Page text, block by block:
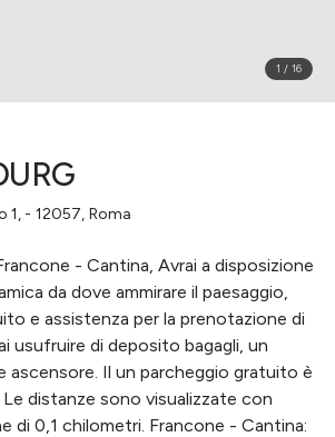
1 / 16
1, - 12057, Roma
- Cantina, Avrai a disposizione
da dove ammirare il paesaggio,
e assistenza per la prenotazione di
usufruire di deposito bagagli, un
ascensore. Il un parcheggio gratuito è
distanze sono visualizzate con
di 0,1 chilometri. Francone - Cantina: